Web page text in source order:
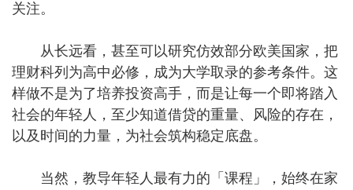
关注。
从长远看，甚至可以研究仿效部分欧美国家，把
理财科列为高中必修，成为大学取录的参考条件。这
样做不是为了培养投资高手，而是让每一个即将踏入
社会的年轻人，至少知道借贷的重量、风险的存在，
以及时间的力量，为社会筑构稳定底盘。
当然，教导年轻人最有力的「课程」，始终在家